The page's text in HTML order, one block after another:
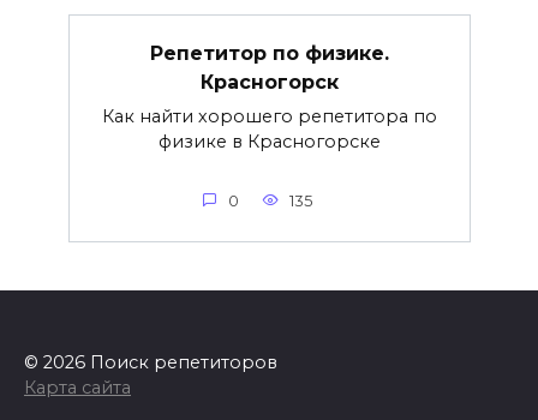
Репетитор по физике.
Красногорск
Как найти хорошего репетитора по
физике в Красногорске
0 135
© 2026 Поиск репетиторов
Карта сайта